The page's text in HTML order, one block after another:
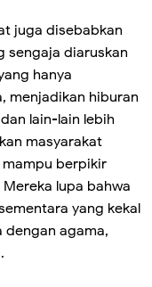
juga disebabkan
sengaja diaruskan
hanya
menjadikan hiburan
lain-lain lebih
masyarakat
mampu berpikir
lupa bahwa
yang kekal
dengan agama,